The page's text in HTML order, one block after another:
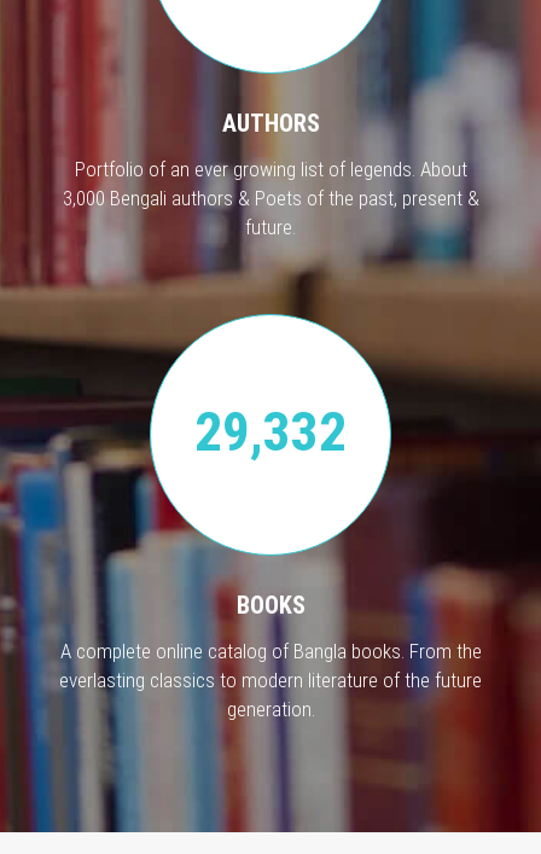
AUTHORS
Portfolio of an ever growing list of legends. About
3,000 Bengali authors & Poets of the past, present &
future.
29,332
BOOKS
A complete online catalog of Bangla books. From the
everlasting classics to modern literature of the future
generation.